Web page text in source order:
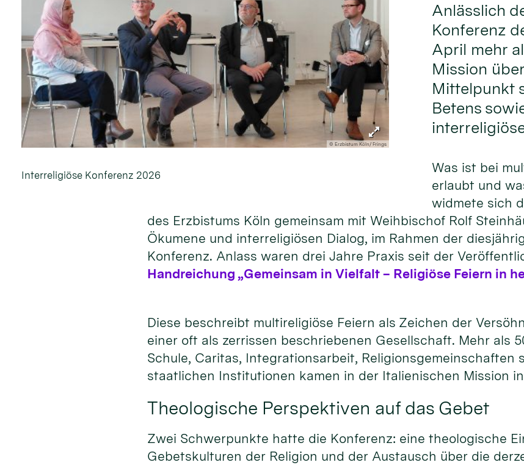
© Erzbistum Köln/ Frings
Interreligiöse Konferenz 2026
Anlässlich
Konferenz
April mehr
Mission
Mittelpunkt
Betens
Was ist bei
erlaubt und
widmete sich
des Erzbistums Köln gemeinsam mit Weihbischof Rolf
Ökumene und interreligiösen Dialog, im Rahmen der
Konferenz. Anlass waren drei Jahre Praxis seit der
Handreichung „Gemeinsam in Vielfalt – Religiöse Feiern in
Diese beschreibt multireligiöse Feiern als Zeichen der
einer oft als zerrissen beschriebenen Gesellschaft. Mehr als
Schule, Caritas, Integrationsarbeit, Religionsgemeinschaften
staatlichen Institutionen kamen in der Italienischen Mission
Theologische Perspektiven auf das Gebet
Zwei Schwerpunkte hatte die Konferenz: eine theologische
Gebetskulturen der Religion und der Austausch über die